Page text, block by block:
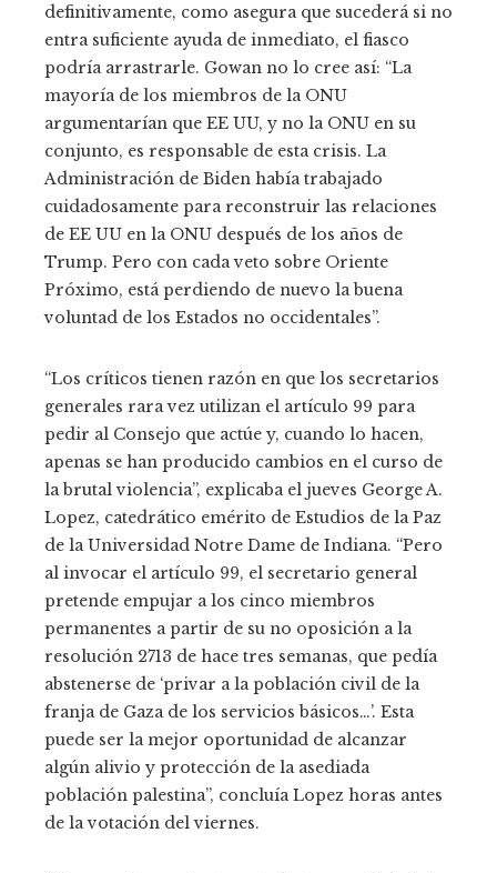
definitivamente, como asegura que sucederá si no
entra suficiente ayuda de inmediato, el fiasco
podría arrastrarle. Gowan no lo cree así: “La
mayoría de los miembros de la ONU
argumentarían que EE UU, y no la ONU en su
conjunto, es responsable de esta crisis. La
Administración de Biden había trabajado
cuidadosamente para reconstruir las relaciones
de EE UU en la ONU después de los años de
Trump. Pero con cada veto sobre Oriente
Próximo, está perdiendo de nuevo la buena
voluntad de los Estados no occidentales”.
“Los críticos tienen razón en que los secretarios
generales rara vez utilizan el artículo 99 para
pedir al Consejo que actúe y, cuando lo hacen,
apenas se han producido cambios en el curso de
la brutal violencia”, explicaba el jueves George A.
Lopez, catedrático emérito de Estudios de la Paz
de la Universidad Notre Dame de Indiana. “Pero
al invocar el artículo 99, el secretario general
pretende empujar a los cinco miembros
permanentes a partir de su no oposición a la
resolución 2713 de hace tres semanas, que pedía
abstenerse de ‘privar a la población civil de la
franja de Gaza de los servicios básicos…’. Esta
puede ser la mejor oportunidad de alcanzar
algún alivio y protección de la asediada
población palestina”, concluía Lopez horas antes
de la votación del viernes.